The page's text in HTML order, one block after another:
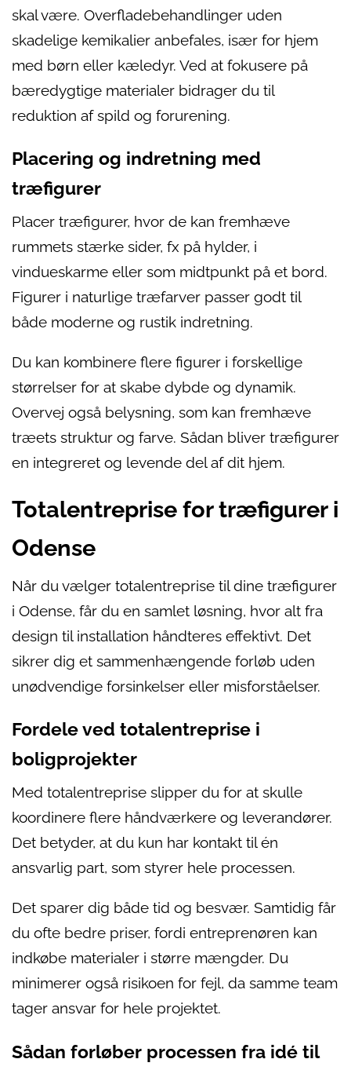
skal være. Overfladebehandlinger uden
skadelige kemikalier anbefales, især for hjem
med børn eller kæledyr. Ved at fokusere på
bæredygtige materialer bidrager du til
reduktion af spild og forurening.
Placering og indretning med
træfigurer
Placer træfigurer, hvor de kan fremhæve
rummets stærke sider, fx på hylder, i
vindueskarme eller som midtpunkt på et bord.
Figurer i naturlige træfarver passer godt til
både moderne og rustik indretning.
Du kan kombinere flere figurer i forskellige
størrelser for at skabe dybde og dynamik.
Overvej også belysning, som kan fremhæve
træets struktur og farve. Sådan bliver træfigurer
en integreret og levende del af dit hjem.
Totalentreprise for træfigurer i
Odense
Når du vælger totalentreprise til dine træfigurer
i Odense, får du en samlet løsning, hvor alt fra
design til installation håndteres effektivt. Det
sikrer dig et sammenhængende forløb uden
unødvendige forsinkelser eller misforståelser.
Fordele ved totalentreprise i
boligprojekter
Med totalentreprise slipper du for at skulle
koordinere flere håndværkere og leverandører.
Det betyder, at du kun har kontakt til én
ansvarlig part, som styrer hele processen.
Det sparer dig både tid og besvær. Samtidig får
du ofte bedre priser, fordi entreprenøren kan
indkøbe materialer i større mængder. Du
minimerer også risikoen for fejl, da samme team
tager ansvar for hele projektet.
Sådan forløber processen fra idé til